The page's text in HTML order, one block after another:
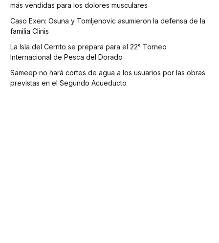
más vendidas para los dolores musculares
Caso Exen: Osuna y Tomljenovic asumieron la defensa de la
familia Clinis
La Isla del Cerrito se prepara para el 22° Torneo
Internacional de Pesca del Dorado
Sameep no hará cortes de agua a los usuarios por las obras
previstas en el Segundo Acueducto